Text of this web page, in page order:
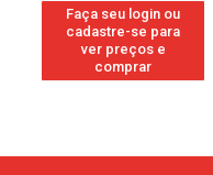
Faça seu login ou
cadastre-se para
ver preços e
comprar